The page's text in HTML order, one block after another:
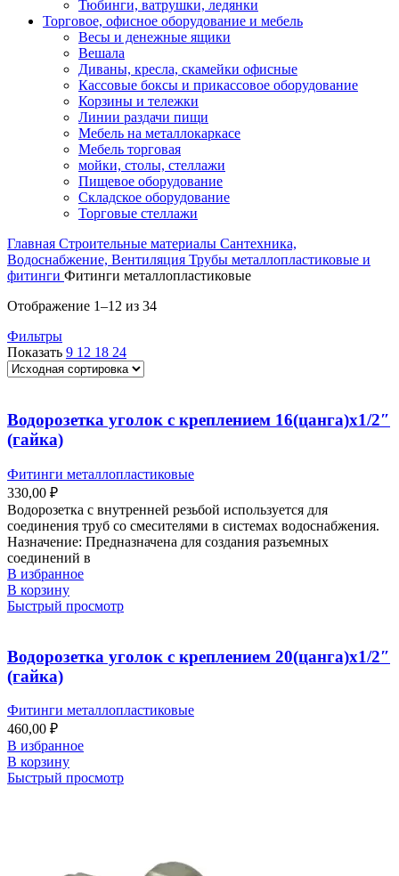
Тюбинги, ватрушки, ледянки
Торговое, офисное оборудование и мебель
Весы и денежные ящики
Вешала
Диваны, кресла, скамейки офисные
Кассовые боксы и прикассовое оборудование
Корзины и тележки
Линии раздачи пищи
Мебель на металлокаркасе
Мебель торговая
мойки, столы, стеллажи
Пищевое оборудование
Складское оборудование
Торговые стеллажи
Главная Строительные материалы Сантехника,
Водоснабжение, Вентиляция Трубы металлопластиковые и
фитинги Фитинги металлопластиковые
Отображение 1–12 из 34
Фильтры
Показать 9 12 18 24
Водорозетка уголок с креплением 16(цанга)х1/2″
(гайка)
Фитинги металлопластиковые
330,00 ₽
Водорозетка с внутренней резьбой используется для
соединения труб со смесителями в системах водоснабжения.
Назначение: Предназначена для создания разъемных
соединений в
В избранное
В корзину
Быстрый просмотр
Водорозетка уголок с креплением 20(цанга)х1/2″
(гайка)
Фитинги металлопластиковые
460,00 ₽
В избранное
В корзину
Быстрый просмотр